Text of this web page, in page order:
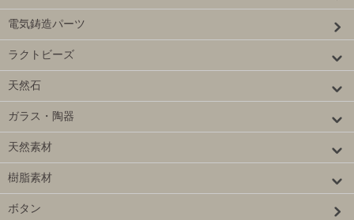
電気鋳造パーツ
ラクトビーズ
天然石
ガラス・陶器
天然素材
樹脂素材
ボタン